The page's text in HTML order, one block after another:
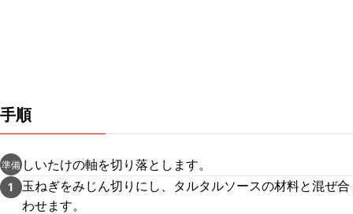
手順
準備 しいたけの軸を切り落とします。
1
玉ねぎをみじん切りにし、タルタルソースの材料と混ぜ合
わせます。